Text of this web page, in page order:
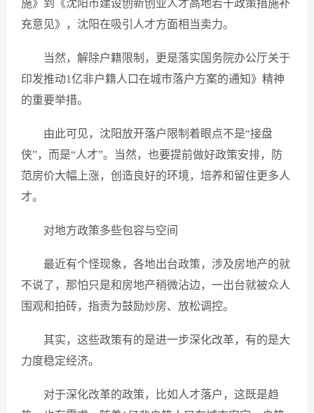
施》到《沈阳市建设创新创业人才高地若干政策措施补
充意见》，沈阳在吸引人才方面相当卖力。
当然，解除户籍限制，更是落实国务院办公厅关于
印发推动1亿非户籍人口在城市落户方案的通知》精神
的重要举措。
由此可见，沈阳放开落户限制着眼点不是“接盘
侠”，而是“人才”。当然，也要提前做好政策安排，防
范房价大幅上涨，创造良好的环境，培养和留住更多人
才。
对地方政策多些包容与空间
最近有个怪现象，各地出台政策，涉及房地产的就
不说了，那怕只是和房地产稍微沾边，一出台就被众人
围观和拍砖，指责为鼓励炒房、放松调控。
其实，这些政策有的是进一步深化改革，有的是大
力度稳定经济。
对于深化改革的政策，比如人才落户，这既是趋